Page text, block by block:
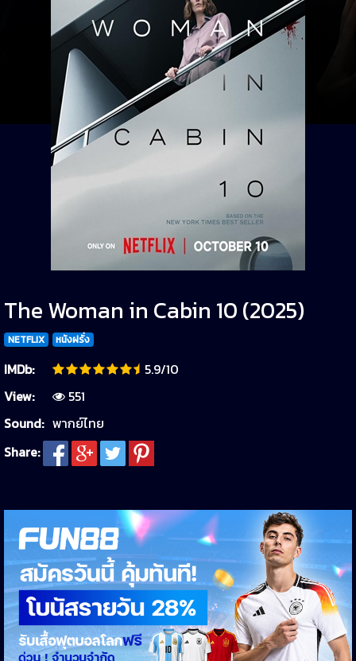
The Woman in Cabin 10 (2025)
NETFLIX หนังฝรั่ง
IMDb:
5.9/10
View:
551
Sound: พากย์ไทย
Share: